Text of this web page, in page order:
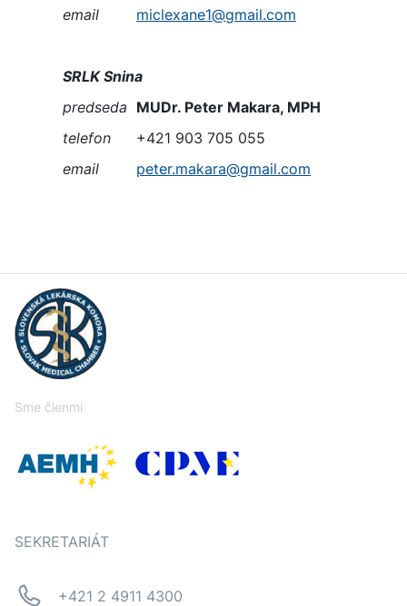
email miclexane1@gmail.com
SRLK Snina
predseda MUDr. Peter Makara, MPH
telefon
+421 903 705 055
email
peter.makara@gmail.com
Sme členmi
SEKRETARIÁT
+421 2 4911 4300